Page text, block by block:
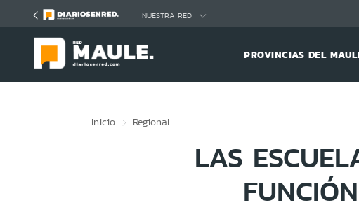
NUESTRA RED
PROVINCIAS DEL
Inicio Regional
LAS